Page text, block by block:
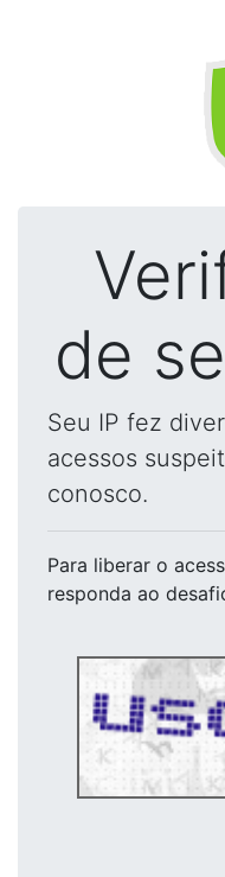
de
Seu IP fez
acessos
conosco.
Para liberar o
responda ao